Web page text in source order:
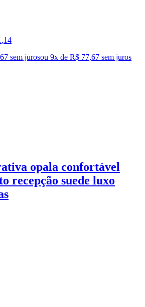
,14
sem jurosou 9x de R$ 77,67 sem juros
opala confortável
recepção suede luxo